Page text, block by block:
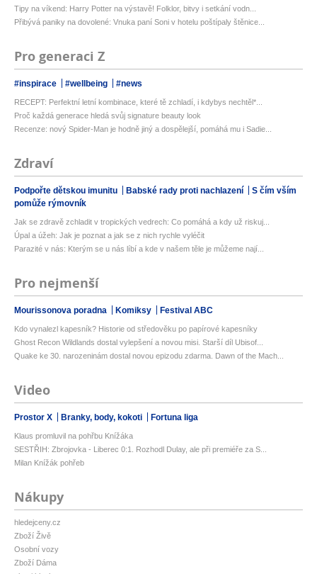
Tipy na víkend: Harry Potter na výstavě! Folklor, bitvy i setkání vodn...
Přibývá paniky na dovolené: Vnuka paní Soni v hotelu poštípaly štěnice...
Pro generaci Z
#inspirace #wellbeing #news
RECEPT: Perfektní letní kombinace, které tě zchladí, i kdybys nechtěl*...
Proč každá generace hledá svůj signature beauty look
Recenze: nový Spider-Man je hodně jiný a dospělejší, pomáhá mu i Sadie...
Zdraví
Podpořte dětskou imunitu Babské rady proti nachlazení
S čím vším
pomůže rýmovník
Jak se zdravě zchladit v tropických vedrech: Co pomáhá a kdy už riskuj...
Úpal a úžeh: Jak je poznat a jak se z nich rychle vyléčit
Parazité v nás: Kterým se u nás líbí a kde v našem těle je můžeme nají...
Pro nejmenší
Mourissonova poradna Komiksy Festival ABC
Kdo vynalezl kapesník? Historie od středověku po papírové kapesníky
Ghost Recon Wildlands dostal vylepšení a novou misi. Starší díl Ubisof...
Quake ke 30. narozeninám dostal novou epizodu zdarma. Dawn of the Mach...
Video
Prostor X Branky, body, kokoti Fortuna liga
Klaus promluvil na pohřbu Knížáka
SESTŘIH: Zbrojovka - Liberec 0:1. Rozhodl Dulay, ale při premiéře za S...
Milan Knížák pohřeb
Nákupy
hledejceny.cz
Zboží Živě
Osobní vozy
Zboží Dáma